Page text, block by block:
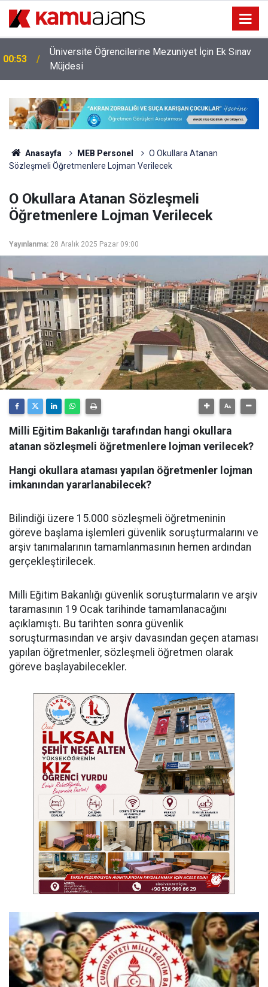
00:53
Üniversite Öğrencilerine Mezuniyet İçin Ek Sınav
Müjdesi
Anasayfa MEB Personel
O Okullara Atanan
Sözleşmeli Öğretmenlere Lojman Verilecek
O Okullara Atanan Sözleşmeli
Öğretmenlere Lojman Verilecek
Yayınlanma: 28 Aralık 2025 Pazar 09:00
Milli Eğitim Bakanlığı tarafından hangi okullara
atanan sözleşmeli öğretmenlere lojman verilecek?
Hangi okullara ataması yapılan öğretmenler lojman
imkanından yararlanabilecek?
Bilindiği üzere 15.000 sözleşmeli öğretmeninin
göreve başlama işlemleri güvenlik soruşturmalarını ve
arşiv tanımalarının tamamlanmasının hemen ardından
gerçekleştirilecek.
Milli Eğitim Bakanlığı güvenlik soruşturmaların ve arşiv
taramasının 19 Ocak tarihinde tamamlanacağını
açıklamıştı. Bu tarihten sonra güvenlik
soruşturmasından ve arşiv davasından geçen ataması
yapılan öğretmenler, sözleşmeli öğretmen olarak
göreve başlayabilecekler.